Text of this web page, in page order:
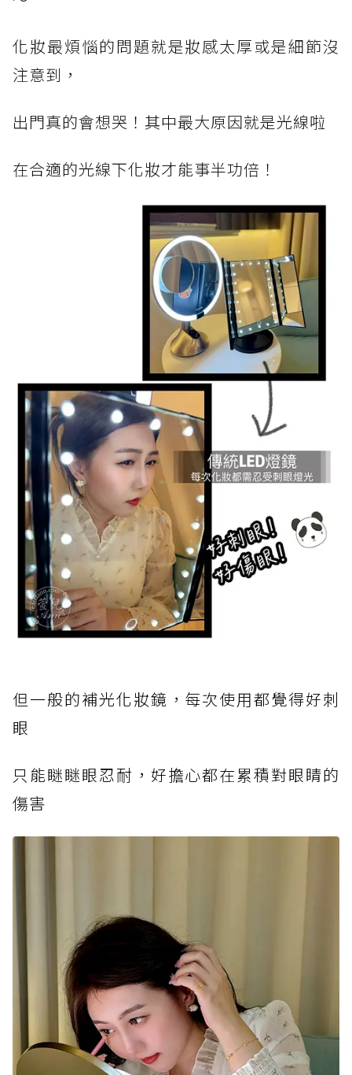
化妝最煩惱的問題就是妝感太厚或是細節沒
注意到，
出門真的會想哭！其中最大原因就是光線啦
在合適的光線下化妝才能事半功倍！
但一般的補光化妝鏡，每次使用都覺得好刺
眼
只能瞇瞇眼忍耐，好擔心都在累積對眼睛的
傷害